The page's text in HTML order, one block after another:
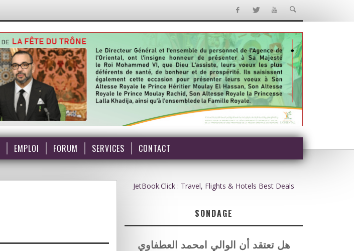
EMPLOI FORUM SERVICES CONTACT
JetBook.Click : Travel, Flights & Hotels Best Deals
SONDAGE
هل تعتقد أن الوالي امحمد العطفاوي